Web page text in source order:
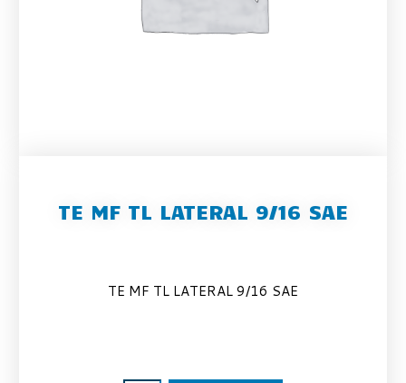
TE MF TL LATERAL 9/16 SAE
TE MF TL LATERAL 9/16 SAE